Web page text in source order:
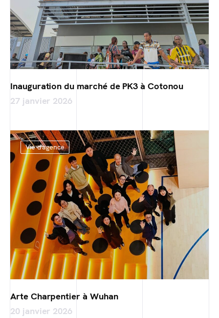
Inauguration du marché de PK3 à Cotonou
27 janvier 2026
Vie d'agence
Arte Charpentier à Wuhan
20 janvier 2026